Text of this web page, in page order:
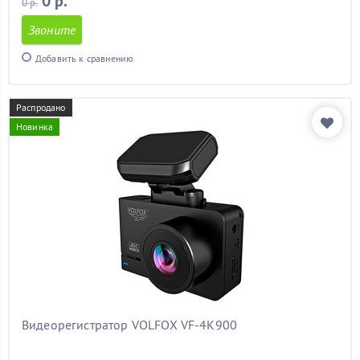
0 р.
Звоните
Добавить к сравнению
Распродано
Новинка
Видеорегистратор VOLFOX VF-4K900
Incar
INTEGO
iON(1)
IROAD (1)
LEXAND
Lukas
Magma
(1)
Silverstone F1(26)
Tomahawk(2)